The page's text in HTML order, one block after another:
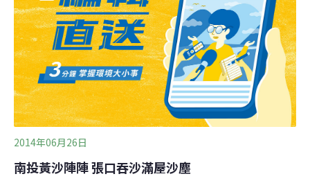
明年6月份公布，其中最具挑戰性的部分是資金來源，項
目需要2000萬元，主要從維省政府和當地商家中籌集。
2014年06月26日
南投黃沙陣陣 張口吞沙滿屋沙塵